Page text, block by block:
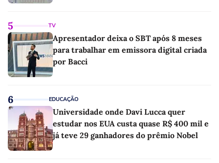
5 TV
Apresentador deixa o SBT após 8 meses
para trabalhar em emissora digital criada
por Bacci
6 EDUCAÇÃO
Universidade onde Davi Lucca quer
estudar nos EUA custa quase R$ 400 mil e
já teve 29 ganhadores do prêmio Nobel